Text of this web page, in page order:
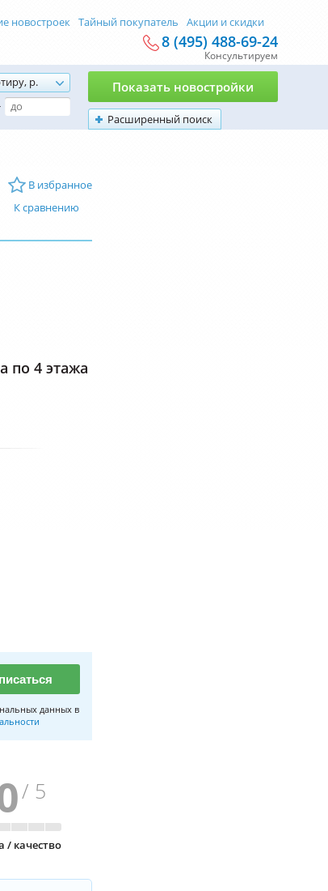
новостроек Тайный покупатель Акции и скидки
8 (495) 488-69-24
Консультируем
р.
Расширенный поиск
Показать новостройки
В избранное
К сравнению
по 4 этажа
данных в
/ 5
/ качество